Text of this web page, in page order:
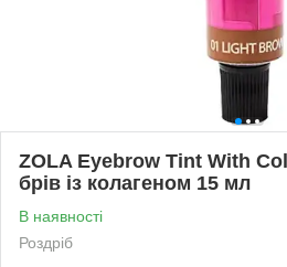
ZOLA Eyebrow Tint With
брів із колагеном 15 мл
В наявності
Роздріб